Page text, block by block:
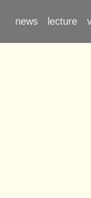
news lecture